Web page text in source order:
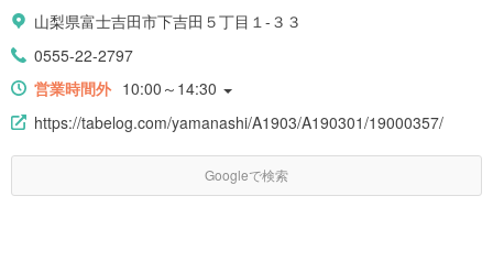
山梨県富士吉田市下吉田５丁目１-３３
0555-22-2797
営業時間外 10:00～14:30
https://tabelog.com/yamanashi/A1903/A190301/19000357/
Googleで検索